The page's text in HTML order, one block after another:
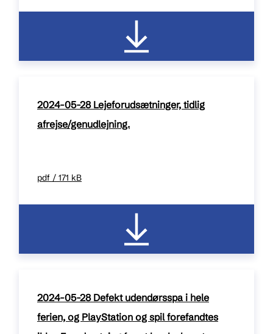
2024-05-28 Lejeforudsætninger, tidlig
afrejse/genudlejning.
pdf / 171 kB
2024-05-28 Defekt udendørsspa i hele
ferien, og PlayStation og spil forefandtes